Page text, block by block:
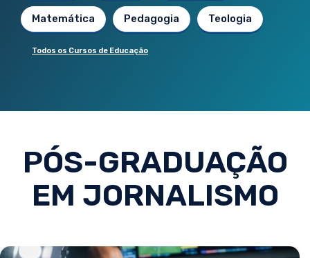
Matemática Pedagogia Teologia
Todos os Cursos de Educação
PÓS-GRADUAÇÃO
EM JORNALISMO